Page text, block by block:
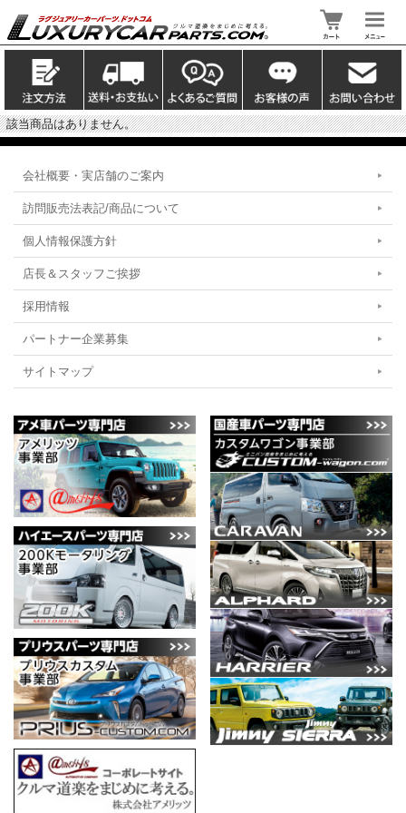
該当商品はありません。
会社概要・実店舗のご案内
訪問販売法表記/商品について
個人情報保護方針
店長＆スタッフご挨拶
採用情報
パートナー企業募集
サイトマップ